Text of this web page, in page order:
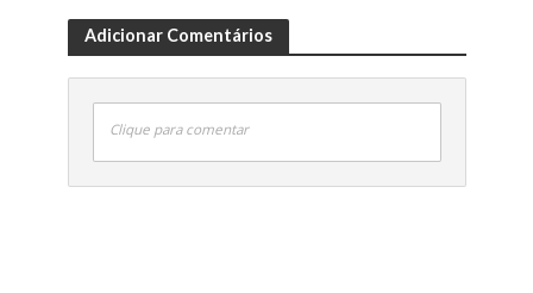
Adicionar Comentários
Clique para comentar